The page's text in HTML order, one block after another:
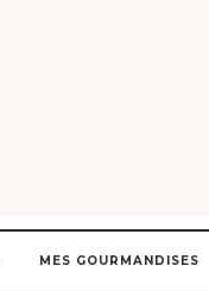
MES GOURMANDISES